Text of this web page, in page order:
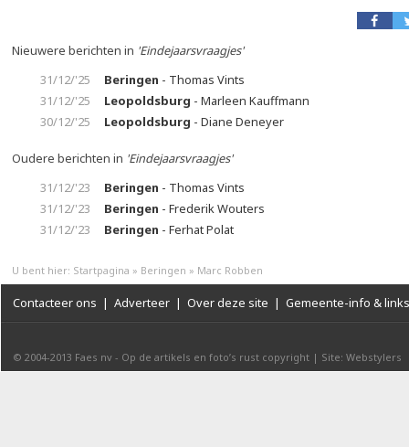
Nieuwere berichten in 'Eindejaarsvraagjes'
31/12/'25
Beringen - Thomas Vints
31/12/'25
Leopoldsburg - Marleen Kauffmann
30/12/'25
Leopoldsburg - Diane Deneyer
Oudere berichten in 'Eindejaarsvraagjes'
31/12/'23
Beringen - Thomas Vints
31/12/'23
Beringen - Frederik Wouters
31/12/'23
Beringen - Ferhat Polat
U bent hier: Startpagina » Beringen » Marc Robben
Contacteer ons | Adverteer | Over deze site | Gemeente-info & links
© 2004-2013 Faes nv - Op de artikels en foto’s rust copyright | Site: Webstylers